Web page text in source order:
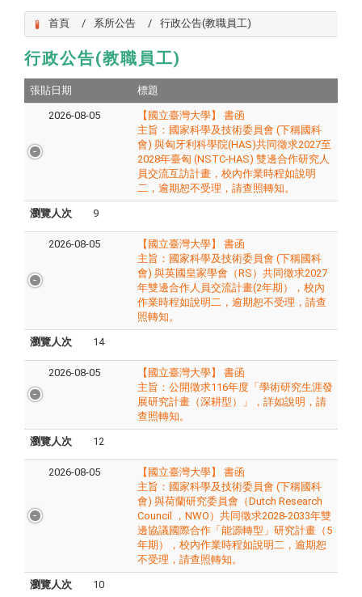
首頁 系所公告 行政公告(教職員工)
行政公告(教職員工)
張貼日期 標題
2026-08-05
【國立臺灣大學】 書函
主旨：​國家科學及技術委員會 (下稱​國科
會) 與匈牙利科學院(HAS)共同徵求2027至
2028年臺匈 (NSTC-HAS) 雙邊合作研究人
員交流互訪計畫，校內作業時程如說明
二，逾期恕不受理，請查照轉知。
瀏覽人次 9
2026-08-05
【國立臺灣大學】 書函
主旨：​國家科學及技術委員會 (下稱國科
會) 與英國皇家學會（RS）共同徵求2027
年雙邊合作人員交流計畫(2年期），校內
作業時程如說明二，逾期恕不受理，請查
照轉知。
瀏覽人次 14
2026-08-05
【國立臺灣大學】 書函
主旨：​公開徵求116年度「學術研究生涯發
展研究計畫（深耕型）」，詳如說明，請
查照轉知。
瀏覽人次 12
2026-08-05
【國立臺灣大學】 書函
主旨：​國家科學及技術委員會 (下稱國科
會) 與荷蘭研究委員會（Dutch Research
Council ，NWO）共同徵求2028-2033年雙
邊協議國際合作「能源轉型」研究計畫（5
年期），校內作業時程如說明二，逾期恕
不受理，請查照轉知。
瀏覽人次 10